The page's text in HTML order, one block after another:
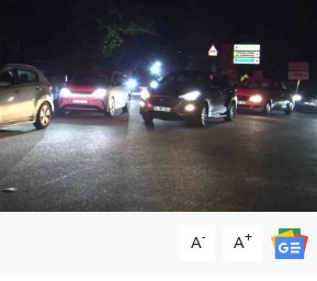
A- A+